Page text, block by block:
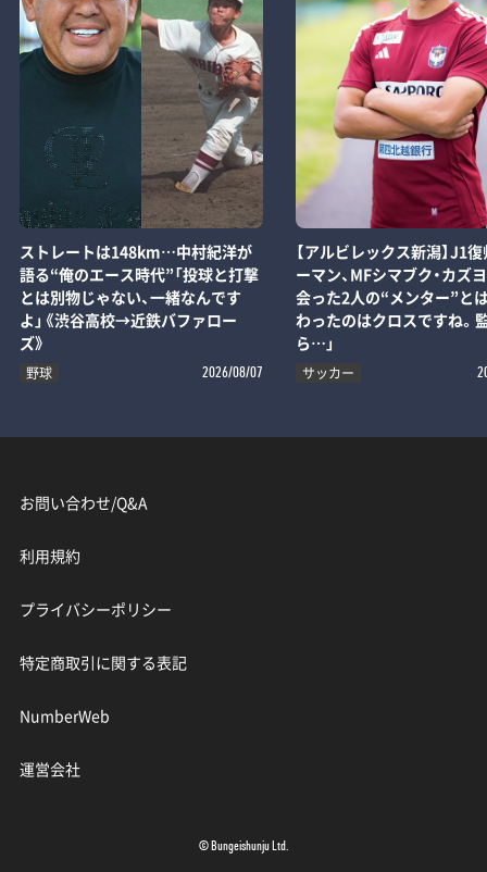
ストレートは148km…中村紀洋が
語る“俺のエース時代”「投球と打撃
とは別物じゃない、一緒なんです
よ」《渋谷高校→近鉄バファロー
ズ》
野球 2026/08/07
【アルビレックス新潟】J1
ーマン、MFシマブク・カズ
会った2人の“メンター”とは
わったのはクロスですね。
ら…」
サッカー
お問い合わせ/Q&A
利用規約
プライバシーポリシー
特定商取引に関する表記
NumberWeb
運営会社
© Bungeishunju Ltd.